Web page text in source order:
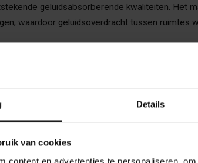
Details
van cookies
geluidsabsorberende kwaliteiten. Het
waardoor geluidsoverdracht tussen ruimtes
vorm en prestaties, zelfs na langdurig gebruik.
gebruikt in diverse toepassingen,
als ondervloer voor specifieke situaties.